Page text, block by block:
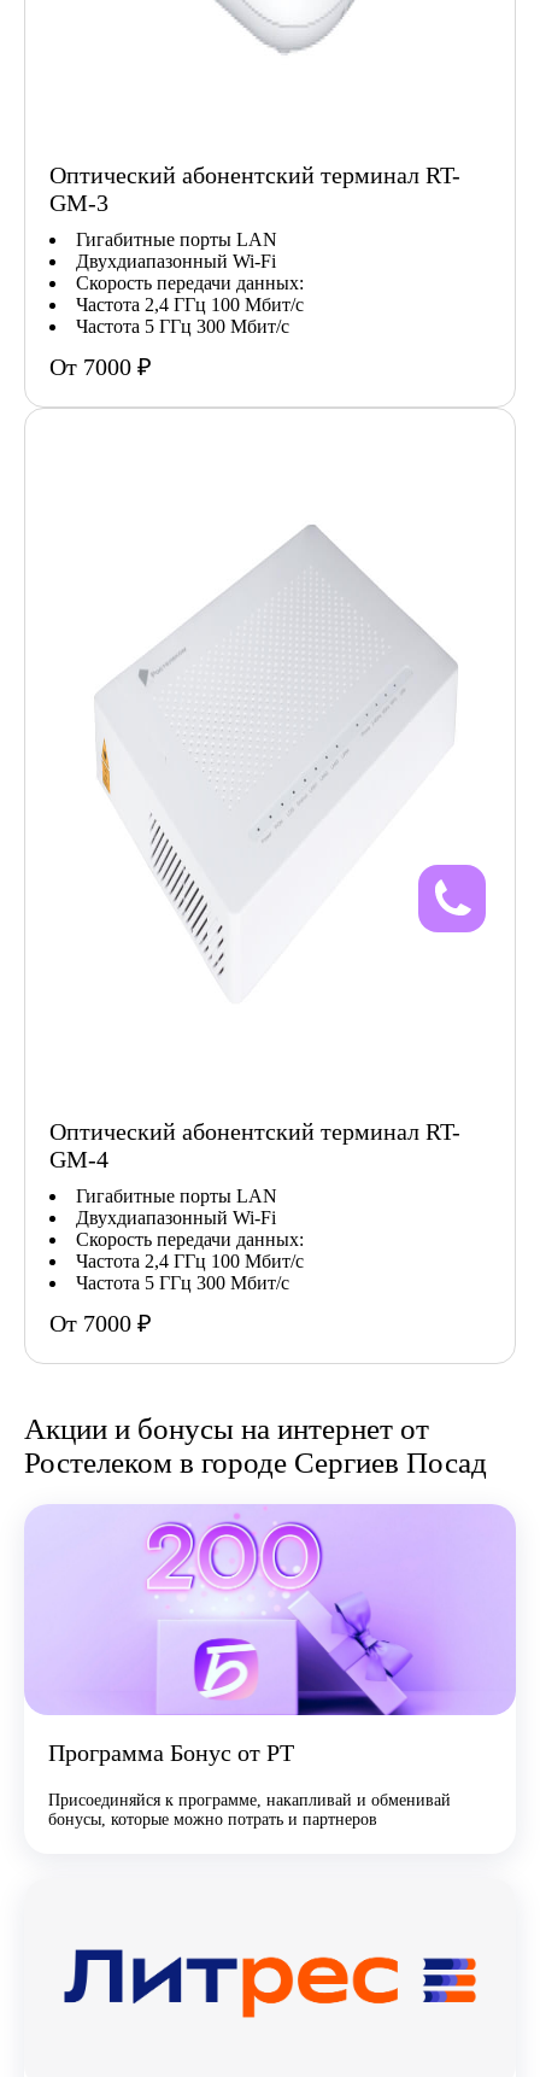
Оптический абонентский терминал RT-
GM-3
Гигабитные порты LAN
Двухдиапазонный Wi-Fi
Скорость передачи данных:
Частота 2,4 ГГц 100 Мбит/с
Частота 5 ГГц 300 Мбит/с
От 7000 ₽
Оптический абонентский терминал RT-
GM-4
Гигабитные порты LAN
Двухдиапазонный Wi-Fi
Скорость передачи данных:
Частота 2,4 ГГц 100 Мбит/с
Частота 5 ГГц 300 Мбит/с
От 7000 ₽
Акции и бонусы на интернет от
Ростелеком в городе Сергиев Посад
Программа Бонус от РТ
Присоединяйся к программе, накапливай и обменивай
бонусы, которые можно потрать и партнеров